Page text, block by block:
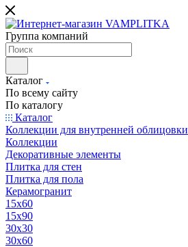
Группа компаний
Каталог
По всему сайту
По каталогу
Каталог
Коллекции для внутренней облицовки
Коллекции
Декоративные элементы
Плитка для стен
Плитка для пола
Керамогранит
15х60
15x90
30х30
30х60